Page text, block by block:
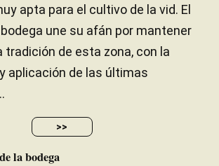
apta para el cultivo de la vid. El
une su afán por mantener
tradición de esta zona, con la
aplicación de las últimas
>>
la bodega